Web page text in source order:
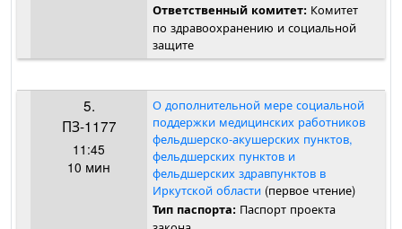
Ответственный комитет: Комитет
по здравоохранению и социальной
защите
5.
ПЗ-1177
11:45
10 мин
О дополнительной мере социальной
поддержки медицинских работников
фельдшерско-акушерских пунктов,
фельдшерских пунктов и
фельдшерских здравпунктов в
Иркутской области (первое чтение)
Тип паспорта: Паспорт проекта